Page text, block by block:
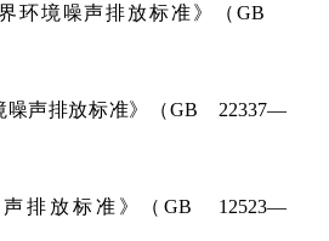
界环境噪声排放标准》（GB
噪声排放标准》（GB 22337—
声排放标准》（GB 12523—